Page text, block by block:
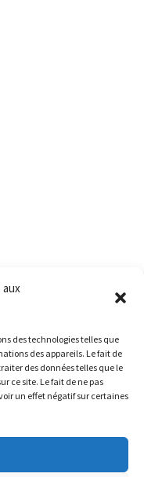
des technologies telles que
des appareils. Le fait de
des données telles que le
ce site. Le fait de ne pas
un effet négatif sur certaines